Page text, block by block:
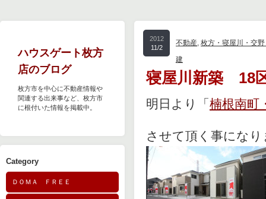
ハウスゲート枚方
店のブログ
枚方市を中心に不動産情報や
関連する出来事など、枚方市
に根付いた情報を掲載中。
Category
ＤＯＭＡ ＦＲＥＥ
2012
11/2
不動産, 枚方・寝屋川・交
建
寝屋川新築 18
明日より「 楠根南町
させて頂く事にな